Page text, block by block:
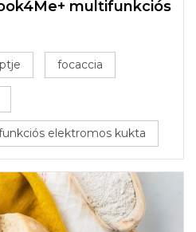
multifunkciós
focaccia
elektromos kukta